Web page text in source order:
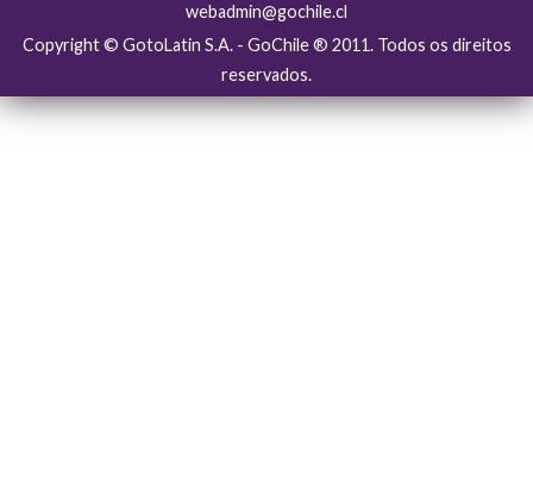
webadmin@gochile.cl
Copyright © GotoLatin S.A. - GoChile ® 2011. Todos os direitos
reservados.